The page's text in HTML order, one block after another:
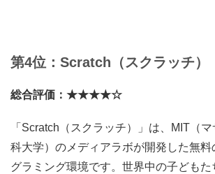
第4位：Scratch（スクラッチ）
総合評価：★★★★☆
「Scratch（スクラッチ）」は、MIT（
科大学）のメディアラボが開発した無料
グラミング環境です。世界中の子ども